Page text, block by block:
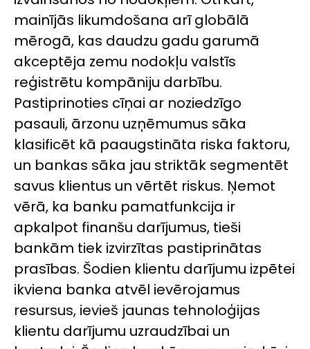
mainījās likumdošana arī globālā
mērogā, kas daudzu gadu garumā
akceptēja zemu nodokļu valstīs
reģistrētu kompāniju darbību.
Pastiprinoties cīņai ar noziedzīgo
pasauli, ārzonu uzņēmumus sāka
klasificēt kā paaugstināta riska faktoru,
un bankas sāka jau striktāk segmentēt
savus klientus un vērtēt riskus. Ņemot
vērā, ka banku pamatfunkcija ir
apkalpot finanšu darījumus, tieši
bankām tiek izvirzītas pastiprinātas
prasības. Šodien klientu darījumu izpētei
ikviena banka atvēl ievērojamus
resursus, ievieš jaunas tehnoloģijas
klientu darījumu uzraudzībai un